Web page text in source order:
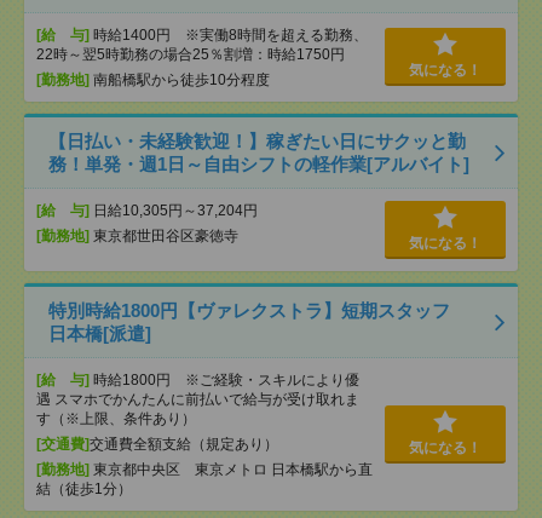
[給 与] 時給1400円 ※実働8時間を超える勤務、
22時～翌5時勤務の場合25％割増：時給1750円
[勤務地] 南船橋駅から徒歩10分程度
気になる！
【日払い・未経験歓迎！】稼ぎたい日にサクッと勤
務！単発・週1日～自由シフトの軽作業[アルバイト]
[給 与] 日給10,305円～37,204円
[勤務地] 東京都世田谷区豪徳寺 気になる！
特別時給1800円【ヴァレクストラ】短期スタッフ
日本橋[派遣]
[給 与] 時給1800円 ※ご経験・スキルにより優
遇 スマホでかんたんに前払いで給与が受け取れま
す（※上限、条件あり）
[交通費]交通費全額支給（規定あり）
[勤務地] 東京都中央区 東京メトロ 日本橋駅から直
結（徒歩1分）
気になる！